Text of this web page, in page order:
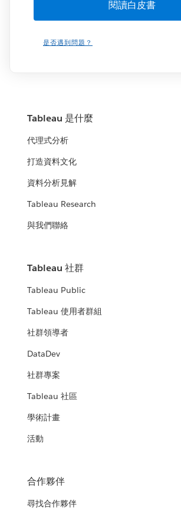
是否遇到問題？
Tableau 是什麼
代理式分析
打造資料文化
資料分析見解
Tableau Research
與我們聯絡
Tableau 社群
Tableau Public
Tableau 使用者群組
社群領導者
DataDev
社群專案
Tableau 社區
學術計畫
活動
合作夥伴
尋找合作夥伴